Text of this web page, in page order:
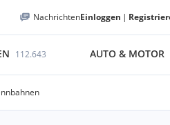
NachrichtenEinloggen |
112.643 AUTO & MOTOR